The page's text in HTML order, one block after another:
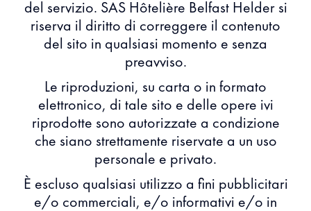
del servizio. SAS Hôtelière Belfast Helder si
riserva il diritto di correggere il contenuto
del sito in qualsiasi momento e senza
preavviso.
Le riproduzioni, su carta o in formato
elettronico, di tale sito e delle opere ivi
riprodotte sono autorizzate a condizione
che siano strettamente riservate a un uso
personale e privato.
È escluso qualsiasi utilizzo a fini pubblicitari
e/o commerciali, e/o informativi e/o in